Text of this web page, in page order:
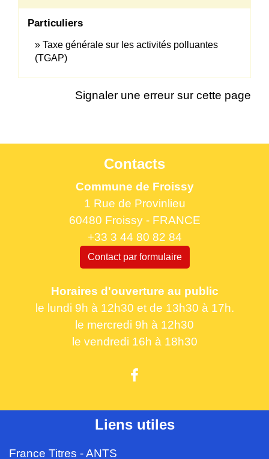
Particuliers
Taxe générale sur les activités polluantes
(TGAP)
Signaler une erreur sur cette page
Contacts
Commune de Froissy
1 Rue de Provinlieu
60480 Froissy - FRANCE
+33 3 44 80 82 84
Contact par formulaire
Horaires d'ouverture au public
le lundi 9h à 12h30 et de 13h30 à 17h.
le mercredi 9h à 12h30
le vendredi 16h à 18h30
Liens utiles
France Titres - ANTS